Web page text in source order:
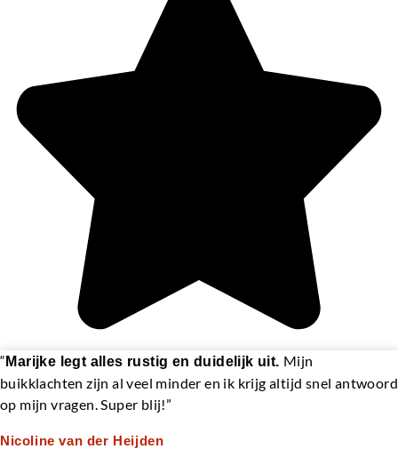
“ Marijke legt alles rustig en duidelijk uit. Mijn
buikklachten zijn al veel minder en ik krijg altijd snel antwoord
op mijn vragen. Super blij!”
Nicoline van der Heijden